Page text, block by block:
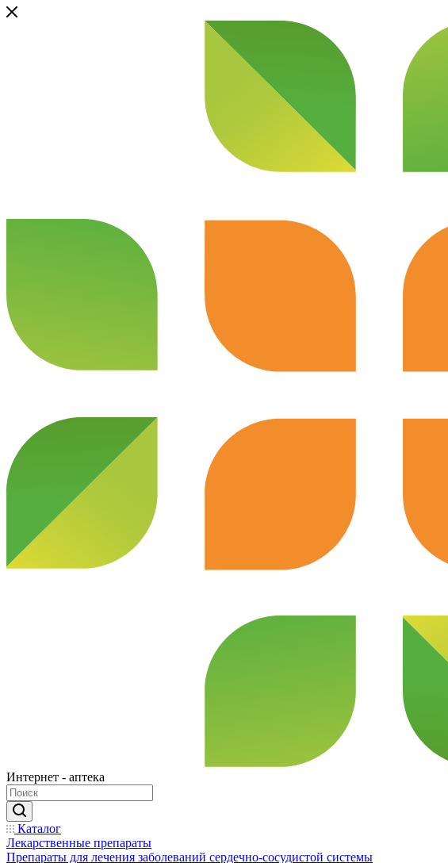
Интернет - аптека
Каталог
Лекарственные препараты
Препараты для лечения заболеваний сердечно-сосудистой системы